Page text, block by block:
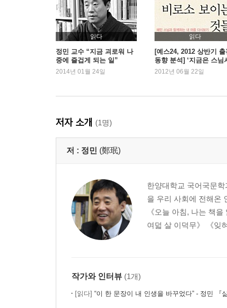
-보여줄 듯 감출 때 깊은 정이 드러난다
전미개오轉迷開悟
-미혹을 돌이켜 깨달음을 활짝 열자
감이후지坎而後止
-구덩이를 만나면 넘칠 때까지 기다린다
중정건령中正健靈
간위적막艱危寂寞
-시련과 적막의 시간이 필요하다
사상념려思想念慮
남산현표南山玄豹
-배고픔을 견뎌야 무늬가 박힌다
송영변어松影變魚
-소나무 그림자를 무늬로 지닌 물고기
담박영정淡泊寧靜
-지난 잘못을 걷고 옳은 지금을 간다
-문지도리는 결코 좀먹지 않는다
읽다
정민 교수 “지금 괴로워 나
중에 즐겁게 되는 일”
2014년 01월 24일
읽다
[예스24, 2012 상반기 출
동향 분석] ‘지금은 스님
대’ 100위내 스님 저서
2012년 06월 22일
저자 소개 (1명)
저 : 정민 (鄭珉)
한양대학교 국어국문
을 우리 사회에 전해온
《오늘 아침, 나는 책
여덟 살 이덕무》 《잊
작가와 인터뷰 (1개)
[읽다] “이 한 문장이 내 인생을 바꾸었다” - 정민 『